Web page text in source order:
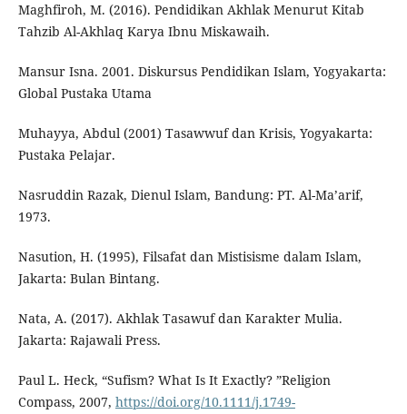
Maghfiroh, M. (2016). Pendidikan Akhlak Menurut Kitab
Tahzib Al-Akhlaq Karya Ibnu Miskawaih.
Mansur Isna. 2001. Diskursus Pendidikan Islam, Yogyakarta:
Global Pustaka Utama
Muhayya, Abdul (2001) Tasawwuf dan Krisis, Yogyakarta:
Pustaka Pelajar.
Nasruddin Razak, Dienul Islam, Bandung: PT. Al-Ma’arif,
1973.
Nasution, H. (1995), Filsafat dan Mistisisme dalam Islam,
Jakarta: Bulan Bintang.
Nata, A. (2017). Akhlak Tasawuf dan Karakter Mulia.
Jakarta: Rajawali Press.
Paul L. Heck, “Sufism? What Is It Exactly? ”Religion
Compass, 2007, https://doi.org/10.1111/j.1749-